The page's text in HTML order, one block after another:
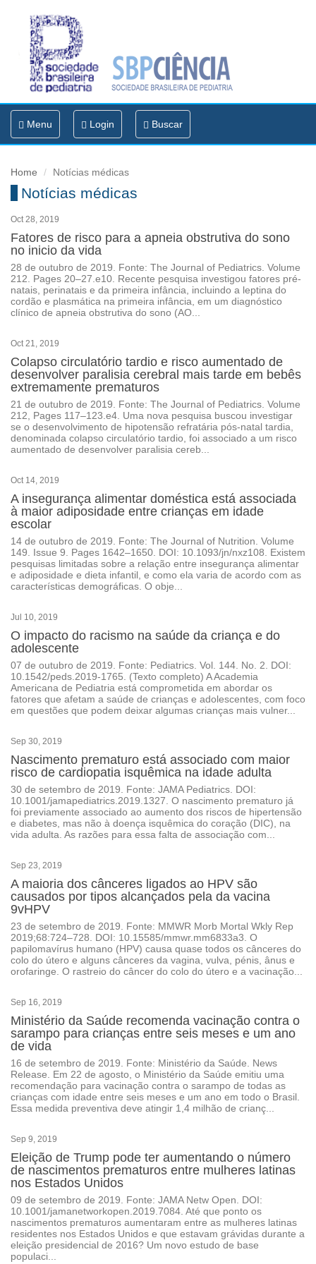
Toggle
navigation
Menu Login Buscar
Home Notícias médicas
Notícias médicas
Oct 28, 2019
Fatores de risco para a apneia obstrutiva do sono
no inicio da vida
28 de outubro de 2019. Fonte: The Journal of Pediatrics. Volume
212. Pages 20–27.e10. Recente pesquisa investigou fatores pré-
natais, perinatais e da primeira infância, incluindo a leptina do
cordão e plasmática na primeira infância, em um diagnóstico
clínico de apneia obstrutiva do sono (AO...
Oct 21, 2019
Colapso circulatório tardio e risco aumentado de
desenvolver paralisia cerebral mais tarde em bebês
extremamente prematuros
21 de outubro de 2019. Fonte: The Journal of Pediatrics. Volume
212, Pages 117–123.e4. Uma nova pesquisa buscou investigar
se o desenvolvimento de hipotensão refratária pós-natal tardia,
denominada colapso circulatório tardio, foi associado a um risco
aumentado de desenvolver paralisia cereb...
Oct 14, 2019
A insegurança alimentar doméstica está associada
à maior adiposidade entre crianças em idade
escolar
14 de outubro de 2019. Fonte: The Journal of Nutrition. Volume
149. Issue 9. Pages 1642–1650. DOI: 10.1093/jn/nxz108. Existem
pesquisas limitadas sobre a relação entre insegurança alimentar
e adiposidade e dieta infantil, e como ela varia de acordo com as
características demográficas. O obje...
Jul 10, 2019
O impacto do racismo na saúde da criança e do
adolescente
07 de outubro de 2019. Fonte: Pediatrics. Vol. 144. No. 2. DOI:
10.1542/peds.2019-1765. (Texto completo) A Academia
Americana de Pediatria está comprometida em abordar os
fatores que afetam a saúde de crianças e adolescentes, com foco
em questões que podem deixar algumas crianças mais vulner...
Sep 30, 2019
Nascimento prematuro está associado com maior
risco de cardiopatia isquêmica na idade adulta
30 de setembro de 2019. Fonte: JAMA Pediatrics. DOI:
10.1001/jamapediatrics.2019.1327. O nascimento prematuro já
foi previamente associado ao aumento dos riscos de hipertensão
e diabetes, mas não à doença isquêmica do coração (DIC), na
vida adulta. As razões para essa falta de associação com...
Sep 23, 2019
A maioria dos cânceres ligados ao HPV são
causados por tipos alcançados pela da vacina
9vHPV
23 de setembro de 2019. Fonte: MMWR Morb Mortal Wkly Rep
2019;68:724–728. DOI: 10.15585/mmwr.mm6833a3. O
papilomavírus humano (HPV) causa quase todos os cânceres do
colo do útero e alguns cânceres da vagina, vulva, pénis, ânus e
orofaringe. O rastreio do câncer do colo do útero e a vacinação...
Sep 16, 2019
Ministério da Saúde recomenda vacinação contra o
sarampo para crianças entre seis meses e um ano
de vida
16 de setembro de 2019. Fonte: Ministério da Saúde. News
Release. Em 22 de agosto, o Ministério da Saúde emitiu uma
recomendação para vacinação contra o sarampo de todas as
crianças com idade entre seis meses e um ano em todo o Brasil.
Essa medida preventiva deve atingir 1,4 milhão de crianç...
Sep 9, 2019
Eleição de Trump pode ter aumentando o número
de nascimentos prematuros entre mulheres latinas
nos Estados Unidos
09 de setembro de 2019. Fonte: JAMA Netw Open. DOI:
10.1001/jamanetworkopen.2019.7084. Até que ponto os
nascimentos prematuros aumentaram entre as mulheres latinas
residentes nos Estados Unidos e que estavam grávidas durante a
eleição presidencial de 2016? Um novo estudo de base
populaci...